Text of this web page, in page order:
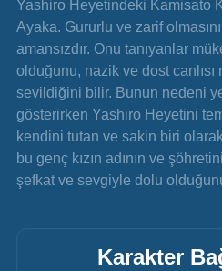
Yashiro Heyetindeki Kamisato
Ayaka. Gururlu ve zarif
amansızdır. Onu tanıyanlar
olduğunu, nazik ve dost canlısı
sevildiğini bilir. Bunun nedeni
gösterirken Yashiro Heyetini
kendini tutan ve sakin biri
bu genç kızın adının ve
şefkat ve sevgiyle dolu
Karakter